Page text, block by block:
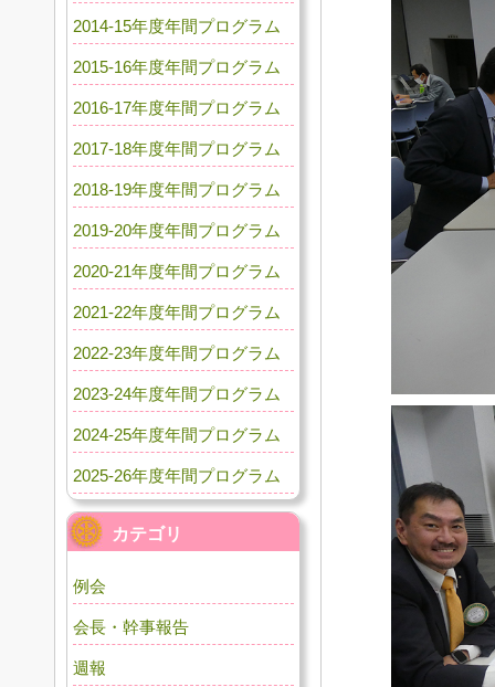
2014-15年度年間プログラム
2015-16年度年間プログラム
2016-17年度年間プログラム
2017-18年度年間プログラム
2018-19年度年間プログラム
2019-20年度年間プログラム
2020-21年度年間プログラム
2021-22年度年間プログラム
2022-23年度年間プログラム
2023-24年度年間プログラム
2024-25年度年間プログラム
2025-26年度年間プログラム
カテゴリ
例会
会長・幹事報告
週報